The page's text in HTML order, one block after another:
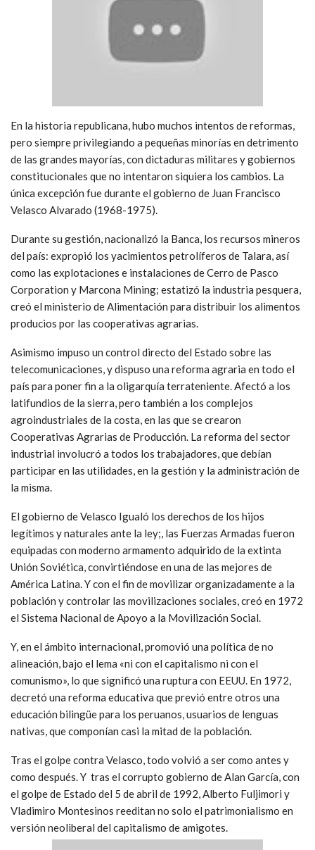
En la historia republicana, hubo muchos intentos de reformas,
pero siempre privilegiando a pequeñas minorías en detrimento
de las grandes mayorías, con dictaduras militares y gobiernos
constitucionales que no intentaron siquiera los cambios. La
única excepción fue durante el gobierno de Juan Francisco
Velasco Alvarado (1968-1975).
Durante su gestión, nacionalizó la Banca, los recursos mineros
del país: expropió los yacimientos petrolíferos de Talara, así
como las explotaciones e instalaciones de Cerro de Pasco
Corporation y Marcona Mining; estatizó la industria pesquera,
creó el ministerio de Alimentación para distribuir los alimentos
producios por las cooperativas agrarias.
Asimismo impuso un control directo del Estado sobre las
telecomunicaciones, y dispuso una reforma agraria en todo el
país para poner fin a la oligarquía terrateniente. Afectó a los
latifundios de la sierra, pero también a los complejos
agroindustriales de la costa, en las que se crearon
Cooperativas Agrarias de Producción. La reforma del sector
industrial involucró a todos los trabajadores, que debían
participar en las utilidades, en la gestión y la administración de
la misma.
El gobierno de Velasco Igualó los derechos de los hijos
legítimos y naturales ante la ley;, las Fuerzas Armadas fueron
equipadas con moderno armamento adquirido de la extinta
Unión Soviética, convirtiéndose en una de las mejores de
América Latina. Y con el fin de movilizar organizadamente a la
población y controlar las movilizaciones sociales, creó en 1972
el Sistema Nacional de Apoyo a la Movilización Social.
Y, en el ámbito internacional, promovió una política de no
alineación, bajo el lema «ni con el capitalismo ni con el
comunismo», lo que significó una ruptura con EEUU. En 1972,
decretó una reforma educativa que previó entre otros una
educación bilingüe para los peruanos, usuarios de lenguas
nativas, que componían casi la mitad de la población.
Tras el golpe contra Velasco, todo volvió a ser como antes y
como después. Y tras el corrupto gobierno de Alan García, con
el golpe de Estado del 5 de abril de 1992, Alberto Fuljimori y
Vladimiro Montesinos reeditan no solo el patrimonialismo en
versión neoliberal del capitalismo de amigotes.